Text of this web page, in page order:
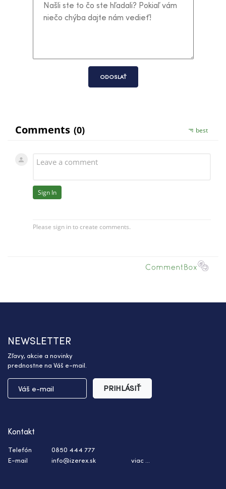
ODOSLAŤ
NEWSLETTER
Zľavy, akcie a novinky
prednostne na Váš e-mail.
PRIHLÁSIŤ
Kontakt
Telefón
0850 444 777
E-mail
info@izerex.sk viac ...